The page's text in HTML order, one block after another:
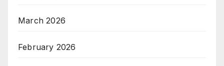
March 2026
February 2026